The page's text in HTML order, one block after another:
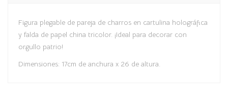
Figura plegable de pareja de charros en cartulina holográfica
y falda de papel china tricolor. ¡Ideal para decorar con
orgullo patrio!
Dimensiones: 17cm de anchura x 26 de altura.